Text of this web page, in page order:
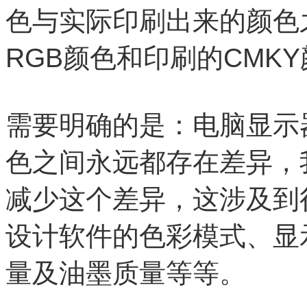
色与实际印刷出来的颜
RGB颜色和印刷的
需要明确的是：电脑显
色之间永远都存在差异
减少这个差异，这涉及
设计软件的色彩模式、
量及油墨质量等等。